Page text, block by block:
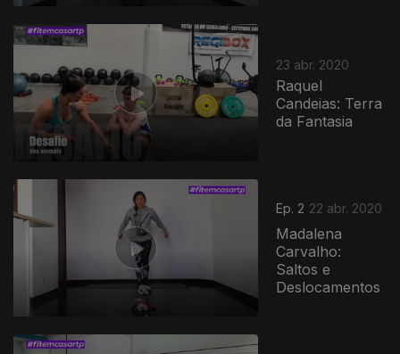
23 abr. 2020
Raquel
Candeias: Terra
da Fantasia
Ep. 2 22 abr. 2020
Madalena
Carvalho:
Saltos e
Deslocamentos
467684